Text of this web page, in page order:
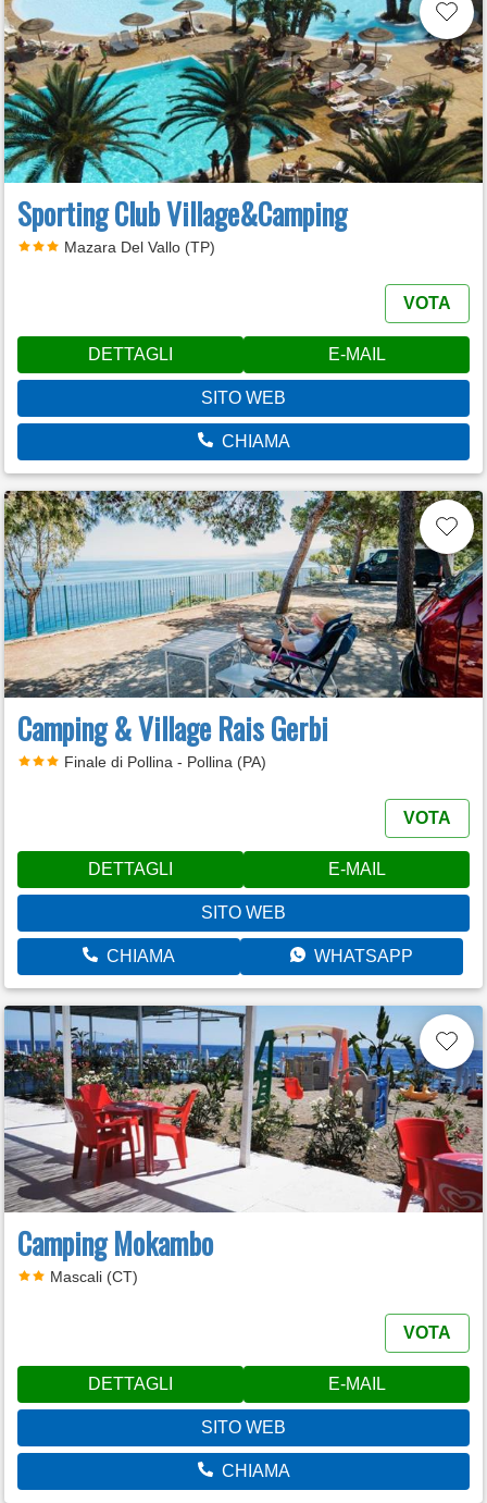
Sporting Club Village&Camping
Mazara Del Vallo (TP)
VOTA
DETTAGLI E-MAIL
SITO WEB
CHIAMA
Camping & Village Rais Gerbi
Finale di Pollina - Pollina (PA)
VOTA
DETTAGLI E-MAIL
SITO WEB
CHIAMA WHATSAPP
Camping Mokambo
Mascali (CT)
VOTA
DETTAGLI E-MAIL
SITO WEB
CHIAMA